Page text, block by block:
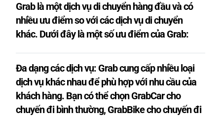
Grab là một dịch vụ di chuyển hàng đầu và có
nhiều ưu điểm so với các dịch vụ di chuyển
khác. Dưới đây là một số ưu điểm của Grab:
Đa dạng các dịch vụ: Grab cung cấp nhiều loại
dịch vụ khác nhau để phù hợp với nhu cầu của
khách hàng. Bạn có thể chọn GrabCar cho
chuyến đi bình thường, GrabBike cho chuyến đi